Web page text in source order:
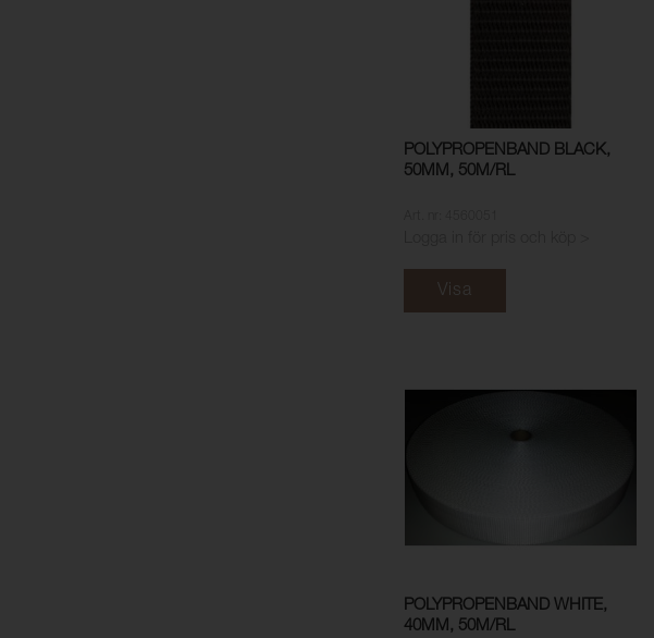
POLYPROPENBAND BLACK,
50MM, 50M/RL
Visa
POLYPROPENBAND WHITE,
40MM, 50M/RL